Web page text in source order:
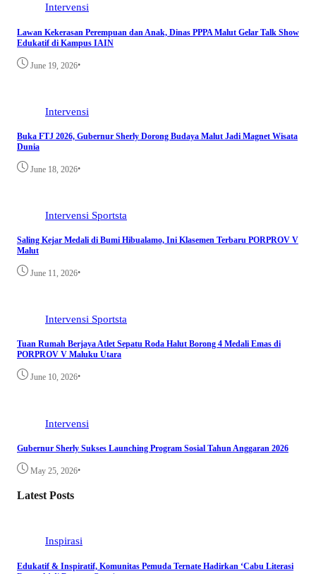
Intervensi
Lawan Kekerasan Perempuan dan Anak, Dinas PPPA Malut Gelar Talk Show
Edukatif di Kampus IAIN
June 19, 2026•
Intervensi
Buka FTJ 2026, Gubernur Sherly Dorong Budaya Malut Jadi Magnet Wisata
Dunia
June 18, 2026•
Intervensi Sportsta
Saling Kejar Medali di Bumi Hibualamo, Ini Klasemen Terbaru PORPROV V
Malut
June 11, 2026•
Intervensi Sportsta
Tuan Rumah Berjaya Atlet Sepatu Roda Halut Borong 4 Medali Emas di
PORPROV V Maluku Utara
June 10, 2026•
Intervensi
Gubernur Sherly Sukses Launching Program Sosial Tahun Anggaran 2026
May 25, 2026•
Latest Posts
Inspirasi
Edukatif & Inspiratif, Komunitas Pemuda Ternate Hadirkan ‘Cabu Literasi